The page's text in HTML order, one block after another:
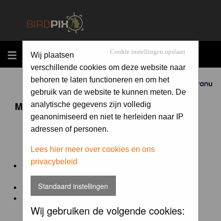
MENU
Sponsored by
Cookie instellingen opslaan
Wij plaatsen
verschillende cookies om deze website naar
behoren te laten functioneren en om het
gebruik van de website te kunnen meten. De
analytische gegevens zijn volledig
geanonimiseerd en niet te herleiden naar IP
adressen of personen.
Lees hier meer over cookies en ons
privacybeleid
Standaard instellingen
Wij gebruiken de volgende cookies:
Maandopdracht 'lentekriebels'
De maandopdracht van Birdpix is een competitie voor
en door de Birdpix fotografen community:
Het onderwerp van de opdracht wordt bepaald door de
winnaar van de laatste maandopdracht
De community nomineert de winnaar.
Geregistreerde gebruikers van Birdpix kunnen onder
deze voorwaardendeelnemen.